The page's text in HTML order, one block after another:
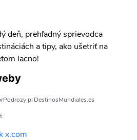
deň, prehľadný sprievodca
a tipy, ako ušetriť na
lacno!
DestinosMundiales.es
x.com